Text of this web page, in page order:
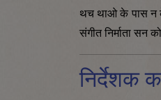
थच थाओ के पास न
संगीत निर्माता सन
निर्देशक